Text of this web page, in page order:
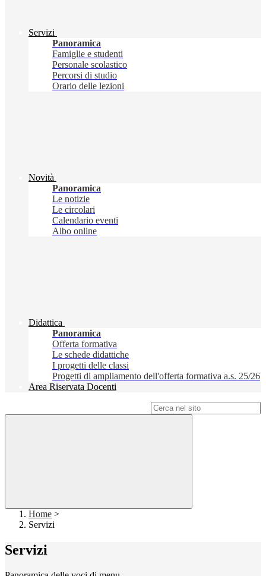
Servizi
Panoramica
Famiglie e studenti
Personale scolastico
Percorsi di studio
Orario delle lezioni
Novità
Panoramica
Le notizie
Le circolari
Calendario eventi
Albo online
Didattica
Panoramica
Offerta formativa
Le schede didattiche
I progetti delle classi
Progetti di ampliamento dell'offerta formativa a.s. 25/26
Area Riservata Docenti
Home >
Servizi
Servizi